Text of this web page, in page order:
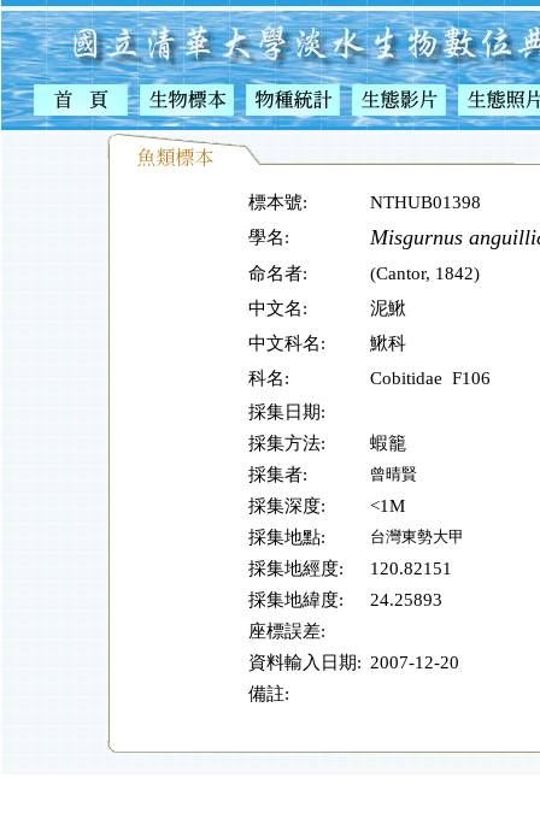
標本號:
NTHUB01398
學名:
Misgurnus
命名者:
(Cantor, 1842)
中文名:
泥鰍
中文科名:
鰍科
科名:
Cobitidae F106
採集日期:
採集方法:
蝦籠
採集者:
曾晴賢
採集深度:
<1M
採集地點:
台灣東勢大甲
採集地經度:
120.82151
採集地緯度:
24.25893
座標誤差:
資料輸入日期: 2007-12-20
備註: